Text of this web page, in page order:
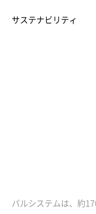
サステナビリティ
パルシステムは、約